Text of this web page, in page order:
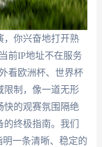
，你兴奋地打开熟
前IP地址不在服务
看欧洲杯、世界杯
限制，像一道无形
快的观赛氛围隔绝
终极指南。我们
一条清晰、稳定的